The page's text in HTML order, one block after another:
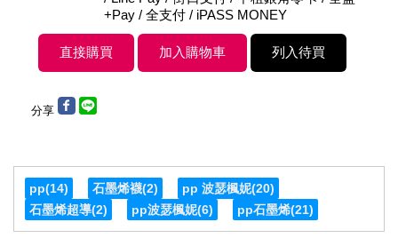
+Pay / 全支付 / iPASS MONEY
分享
pp(14) 石墨烯襪(2) pp 波瑟楓妮(20)
石墨烯超導(2) pp波瑟楓妮(6) pp石墨烯(21)